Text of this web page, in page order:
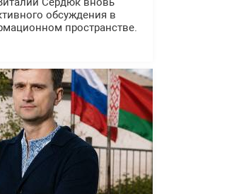
обсуждения в
пространстве.